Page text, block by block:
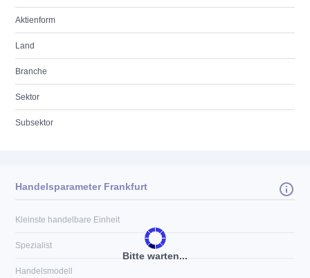
Aktienform
Land
Branche
Sektor
Subsektor
Bitte warten...
Handelsparameter Frankfurt
Kleinste handelbare Einheit
Spezialist
Handelsmodell